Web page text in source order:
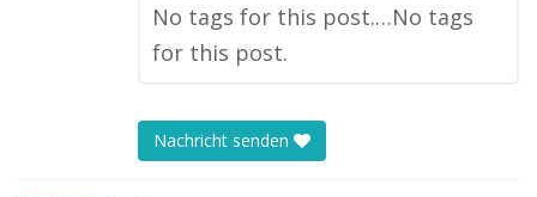
No tags for this post.…No tags
for this post.
Nachricht senden